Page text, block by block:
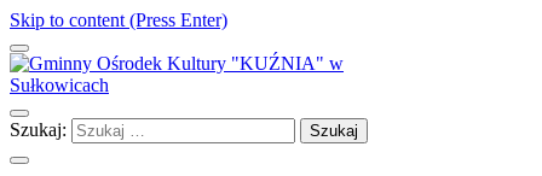
Skip to content (Press Enter)
Gminny Ośrodek Kultury "KUŹNIA" w Sułkowicach
Szukaj: